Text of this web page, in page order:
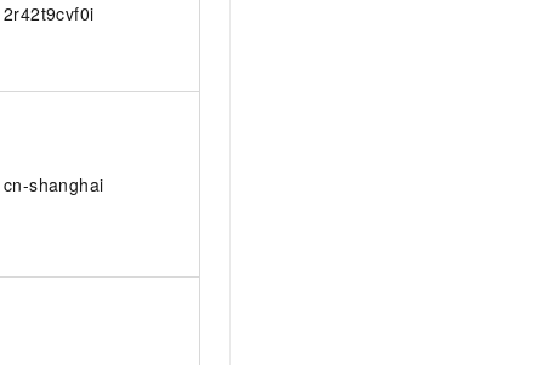
2r42t9cvf0i
cn-shanghai